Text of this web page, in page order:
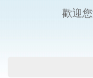
歡迎